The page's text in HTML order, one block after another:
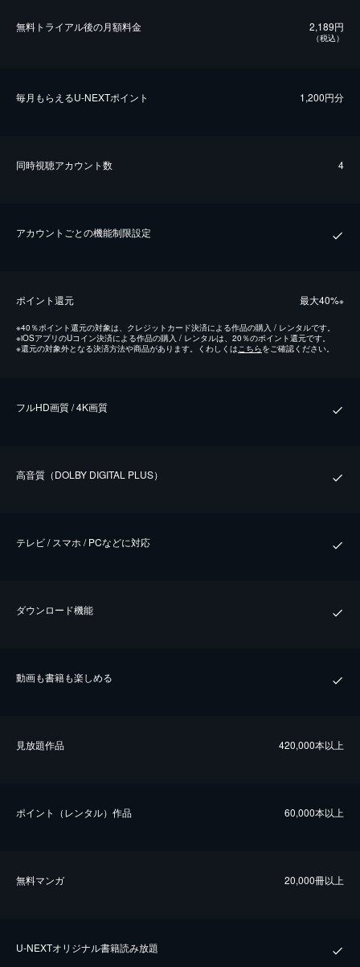
無料トライアル後の⽉額料金 2,189円
（税込）
毎⽉もらえるU-NEXTポイント 1,200円分
同時視聴アカウント数 4
アカウントごとの機能制限設定
ポイント還元 最⼤40%※
※40％ポイント還元の対象は、クレジットカード決済による作品の購入 / レンタルです。
※iOSアプリのUコイン決済による作品の購入 / レンタルは、20％のポイント還元です。
※還元の対象外となる決済方法や商品があります。くわしくは こちらをご確認ください。
フルHD画質 / 4K画質
⾼⾳質（DOLBY DIGITAL PLUS）
テレビ / スマホ / PCなどに対応
ダウンロード機能
動画も書籍も楽しめる
⾒放題作品 420,000本以上
ポイント（レンタル）作品 60,000本以上
無料マンガ 20,000冊以上
U-NEXTオリジナル書籍読み放題